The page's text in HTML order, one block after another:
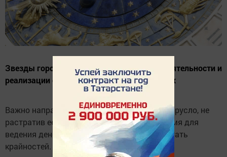
Звезды гороскопа склоняют к активной деятельности и
реализации своих задумок во всех областях
Важно направить свою энергию в полезное русло, не
растратив ее по пустякам. Это удачное время для
ведения денежных дел, но старайтесь избегать
крайностей. Главное, соблюдайте меру.